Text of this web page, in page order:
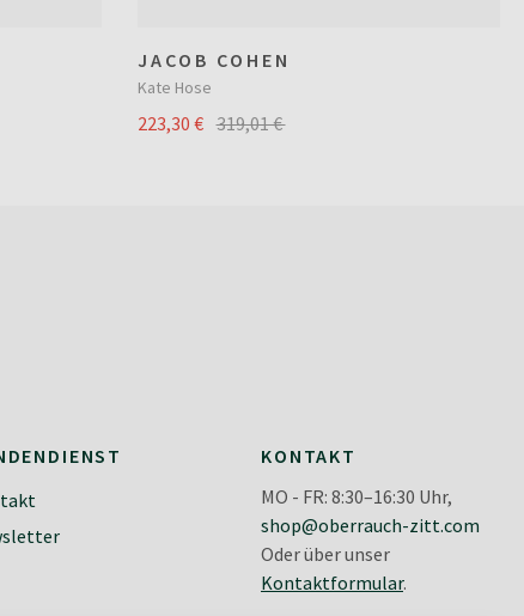
JACOB COHEN
Kate Hose
223,30 € 319,01 €
KONTAKT
MO - FR: 8:30–16:30 Uhr,
shop@oberrauch-zitt.com
Oder über unser
Kontaktformular.